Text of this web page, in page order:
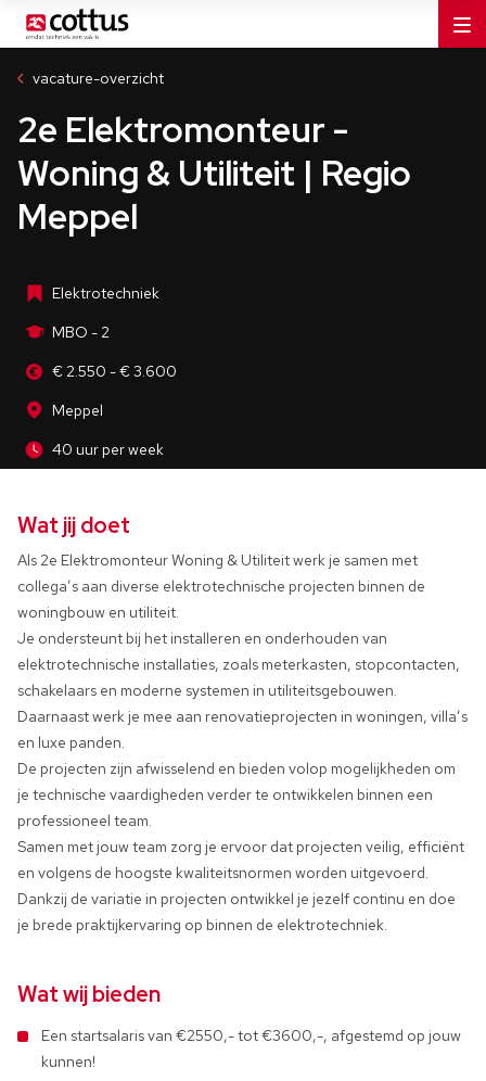
vacature-overzicht
2e Elektromonteur -
Woning & Utiliteit | Regio
Meppel
Elektrotechniek
MBO - 2
€ 2.550 - € 3.600
Meppel
40 uur per week
MBO - 2
Meppel
40 uur per week
Wat jij doet
Als 2e Elektromonteur Woning & Utiliteit werk je samen met
collega’s aan diverse elektrotechnische projecten binnen de
woningbouw en utiliteit.
Je ondersteunt bij het installeren en onderhouden van
elektrotechnische installaties, zoals meterkasten, stopcontacten,
schakelaars en moderne systemen in utiliteitsgebouwen.
Daarnaast werk je mee aan renovatieprojecten in woningen, villa’s
en luxe panden.
De projecten zijn afwisselend en bieden volop mogelijkheden om
je technische vaardigheden verder te ontwikkelen binnen een
professioneel team.
Samen met jouw team zorg je ervoor dat projecten veilig, efficiënt
en volgens de hoogste kwaliteitsnormen worden uitgevoerd.
Dankzij de variatie in projecten ontwikkel je jezelf continu en doe
je brede praktijkervaring op binnen de elektrotechniek.
Wat wij bieden
Een startsalaris van €2550,- tot €3600,-, afgestemd op jouw
kunnen!